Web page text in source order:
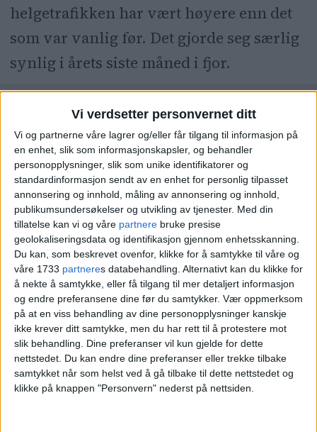
Vi verdsetter personvernet ditt
Vi og partnerne våre lagrer og/eller får tilgang til informasjon på
en enhet, slik som informasjonskapsler, og behandler
personopplysninger, slik som unike identifikatorer og
standardinformasjon sendt av en enhet for personlig tilpasset
annonsering og innhold, måling av annonsering og innhold,
publikumsundersøkelser og utvikling av tjenester. Med din
tillatelse kan vi og våre partnere bruke presise
geolokaliseringsdata og identifikasjon gjennom enhetsskanning.
Du kan, som beskrevet ovenfor, klikke for å samtykke til våre og
våre 1733 partneres databehandling. Alternativt kan du klikke for
å nekte å samtykke, eller få tilgang til mer detaljert informasjon
og endre preferansene dine før du samtykker. Vær oppmerksom
på at en viss behandling av dine personopplysninger kanskje
ikke krever ditt samtykke, men du har rett til å protestere mot
slik behandling. Dine preferanser vil kun gjelde for dette
nettstedet. Du kan endre dine preferanser eller trekke tilbake
samtykket når som helst ved å gå tilbake til dette nettstedet og
klikke på knappen "Personvern" nederst på nettsiden.
helgetrafikken har vært høyere enn det
som var vanlig før. Det gjorde seg særlig
synlig i årets siste måned i fjor.
Oppklarer misforståelse.
Dette gikk bompengene
våre til i 2024. Her er hele
oversikten
Det ble i desember registrert 31 millioner
passeringer i Fjellinjens bomstasjoner,